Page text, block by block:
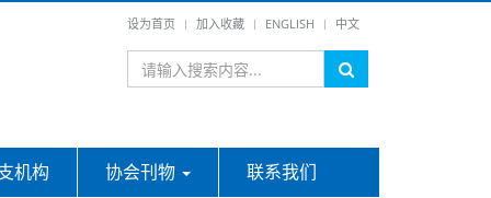
设为首页 加入收藏 ENGLISH 中文
机构 协会刊物 联系我们